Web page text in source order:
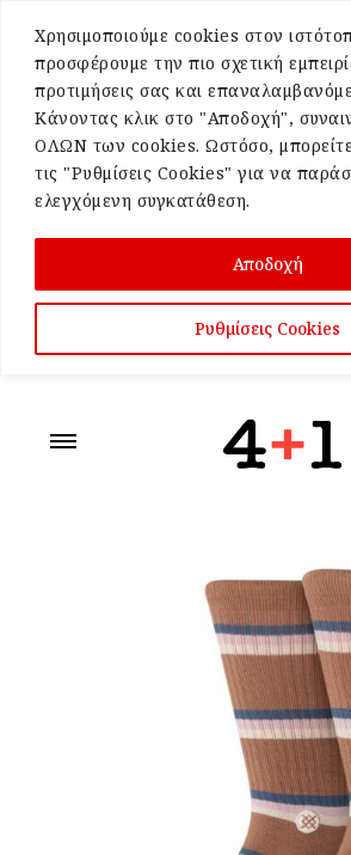
Χρησιμοποιούμε cookies στον
προσφέρουμε την πιο σχετική
προτιμήσεις σας και
Κάνοντας κλικ στο "Αποδοχή",
ΟΛΩΝ των cookies. Ωστόσο, μπορείτε
τις "Ρυθμίσεις Cookies" για να
ελεγχόμενη συγκατάθεση.
Ρυθμίσεις Cookies
Αποδοχή